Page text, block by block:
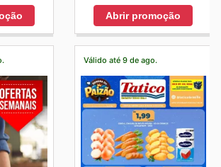
Abrir promoção
Válido até 9 de ago.